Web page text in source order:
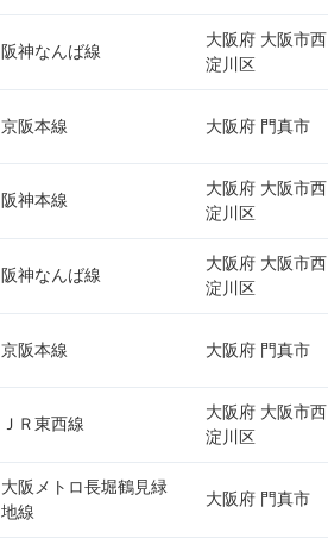
阪神なんば線
大阪府 大阪市西
淀川区
京阪本線 大阪府 門真市
阪神本線
大阪府 大阪市西
淀川区
阪神なんば線
大阪府 大阪市西
淀川区
京阪本線 大阪府 門真市
ＪＲ東西線
大阪府 大阪市西
淀川区
大阪メトロ長堀鶴見緑
地線
大阪府 門真市